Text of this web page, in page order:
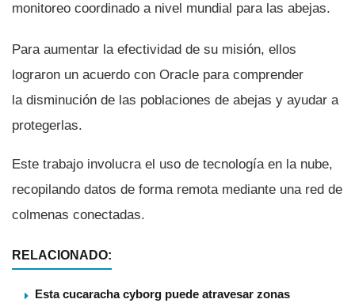
monitoreo coordinado a nivel mundial para las abejas.
Para aumentar la efectividad de su misión, ellos
lograron un acuerdo con Oracle para comprender
la disminución de las poblaciones de abejas y ayudar a
protegerlas.
Este trabajo involucra el uso de tecnologí­a en la nube,
recopilando datos de forma remota mediante una red de
colmenas conectadas.
RELACIONADO:
Esta cucaracha cyborg puede atravesar zonas